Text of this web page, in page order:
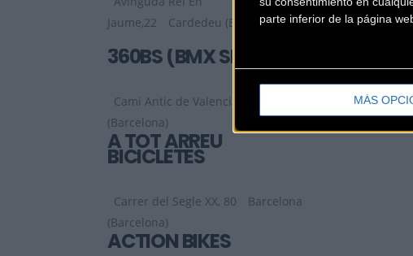
parte inferior de la página
MÁS
Jaume,22
Cardedeu (Barcelona)
360BS (BMX SHOP)
Cami Antic de Valencia, 9
(Barcelona)
A TOT ARREU
BICICLETES
Carrer del Segle XX, 80
Barcelona
(Barcelona)
ACTION BIKES